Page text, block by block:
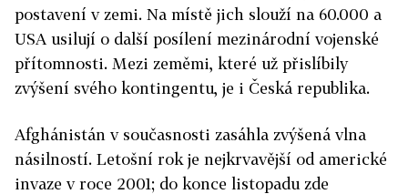
postavení v zemi. Na místě jich slouží na 60.000 a
USA usilují o další posílení mezinárodní vojenské
přítomnosti. Mezi zeměmi, které už přislíbily
zvýšení svého kontingentu, je i Česká republika.
Afghánistán v současnosti zasáhla zvýšená vlna
násilností. Letošní rok je nejkrvavější od americké
invaze v roce 2001; do konce listopadu zde